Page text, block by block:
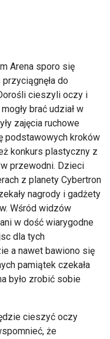
Arena sporo się
do
cieszyli oczy i
brać udział w
zajęcia ruchowe
podstawowych kroków
konkurs plastyczny z
przewodni. Dzieci
z planety Cybertron
nagrody i gadżety
Wśród widzów
w dość wiarygodne
dla tych
a nawet bawiono się
pamiątek czekała
było zrobić sobie
cieszyć oczy
że